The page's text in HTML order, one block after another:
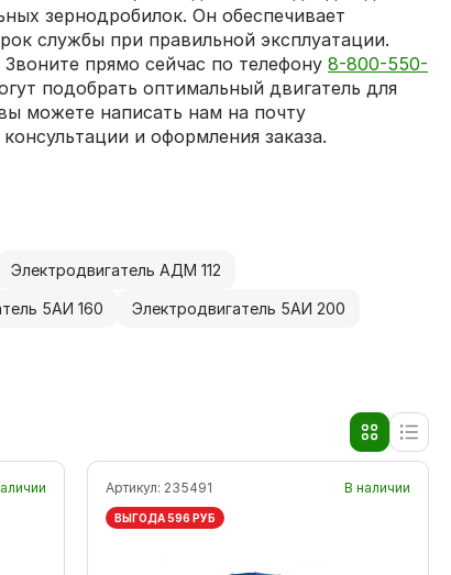
зернодробилок. Он обеспечивает
службы при правильной эксплуатации.
Звоните прямо сейчас по телефону8-800-550-
подобрать оптимальный двигатель для
можете написать нам на почту
и оформления заказа.
Электродвигатель АДМ 112
5АИ 160 Электродвигатель 5АИ 200
Артикул: 235491 В наличии
ВЫГОДА 596 РУБ